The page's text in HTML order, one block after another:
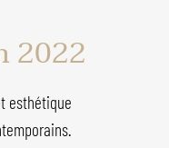
2022
esthétique